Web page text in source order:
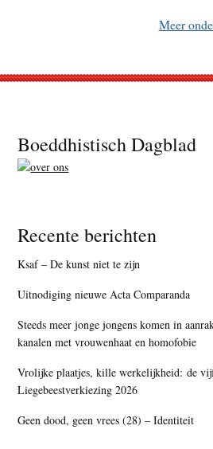
Meer
Footer
Boeddhistisch Dagblad
Recente berichten
Ksaf – De kunst niet te zijn
Uitnodiging nieuwe Acta Comparanda
Steeds meer jonge jongens komen in
kanalen met vrouwenhaat en homofobie
Vrolijke plaatjes, kille werkelijkheid: de
Liegebeestverkiezing 2026
Geen dood, geen vrees (28) – Identiteit